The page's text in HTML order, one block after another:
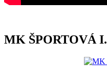
MK ŠPORTOVÁ I.